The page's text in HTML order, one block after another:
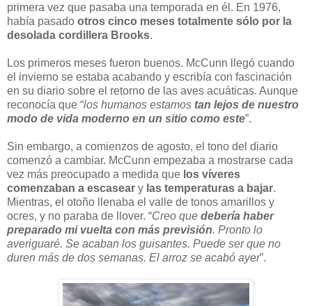
primera vez que pasaba una temporada en él. En 1976,
había pasado otros cinco meses totalmente sólo por la
desolada cordillera Brooks.
Los primeros meses fueron buenos. McCunn llegó cuando
el invierno se estaba acabando y escribía con fascinación
en su diario sobre el retorno de las aves acuáticas. Aunque
reconocía que “los humanos estamos tan lejos de nuestro
modo de vida moderno en un sitio como este”.
Sin embargo, a comienzos de agosto, el tono del diario
comenzó a cambiar. McCunn empezaba a mostrarse cada
vez más preocupado a medida que los víveres
comenzaban a escasear y las temperaturas a bajar.
Mientras, el otoño llenaba el valle de tonos amarillos y
ocres, y no paraba de llover. “Creo que debería haber
preparado mi vuelta con más previsión. Pronto lo
averiguaré. Se acaban los guisantes. Puede ser que no
duren más de dos semanas. El arroz se acabó ayer”.